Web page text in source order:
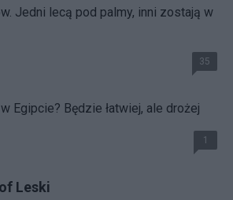
Jedni lecą pod palmy, inni zostają w
35
Egipcie? Będzie łatwiej, ale drożej
1
Leski